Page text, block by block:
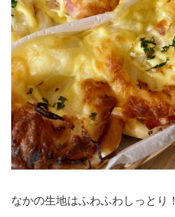
なかの生地はふわふわしっとり！